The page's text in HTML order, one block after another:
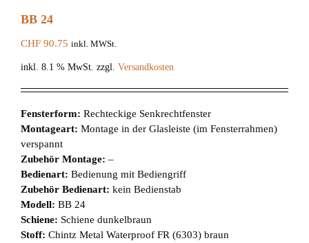
BB 24
CHF 90.75 inkl. MWSt.
inkl. 8.1 % MwSt. zzgl. Versandkosten
Fensterform: Rechteckige Senkrechtfenster
Montageart: Montage in der Glasleiste (im Fensterrahmen)
verspannt
Zubehör Montage: –
Bedienart: Bedienung mit Bediengriff
Zubehör Bedienart: kein Bedienstab
Modell: BB 24
Schiene: Schiene dunkelbraun
Stoff: Chintz Metal Waterproof FR (6303) braun